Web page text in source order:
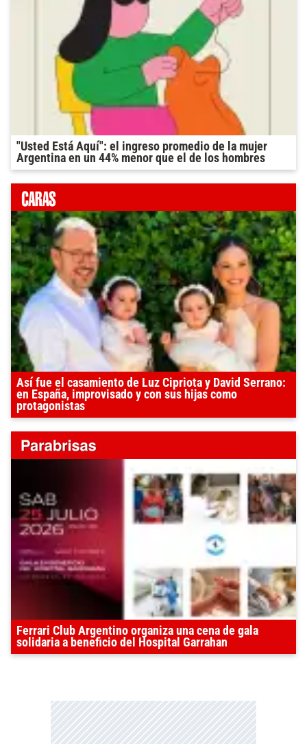
"Usted Está Aquí": el ingreso promedio de la mujer
Argentina en un 44% menor que el de los hombres
Así fue el casamiento de Luz Cipriota y David Serrano:
en España, improvisado y con sus hijas como
protagonistas
Ferrari Club Argentino organiza una cena de gala
solidaria a beneficio del Hospital Garrahan